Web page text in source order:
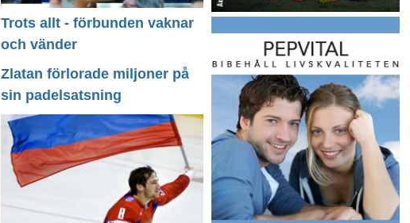
Trots allt - förbunden vaknar
och vänder
Zlatan förlorade miljoner på
sin padelsatsning